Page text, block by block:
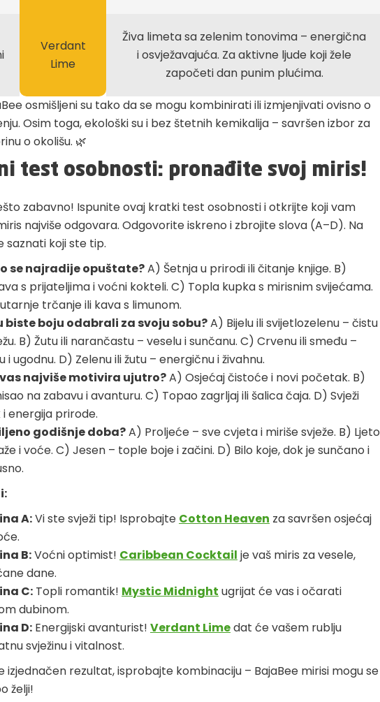
Verdant
Lime
Živa limeta sa zelenim tonovima – energična
i osvježavajuća. Za aktivne ljude koji žele
započeti dan punim plućima.
osmišljeni su tako da se mogu kombinirati ili izmjenjivati ovisno o
Osim toga, ekološki su i bez štetnih kemikalija – savršen izbor za
o okolišu. 🌿
test osobnosti: pronađite svoj miris!
zabavno! Ispunite ovaj kratki test osobnosti i otkrijte koji vam
najviše odgovara. Odgovorite iskreno i zbrojite slova (A–D). Na
saznati koji ste tip.
se najradije opuštate?A) Šetnja u prirodi ili čitanje knjige. B)
s prijateljima i voćni kokteli. C) Topla kupka s mirisnim svijećama.
trčanje ili kava s limunom.
biste boju odabrali za svoju sobu?A) Bijelu ili svijetlozelenu – čistu
B) Žutu ili narančastu – veselu i sunčanu. C) Crvenu ili smeđu –
i ugodnu. D) Zelenu ili žutu – energičnu i živahnu.
najviše motivira ujutro?A) Osjećaj čistoće i novi početak. B)
na zabavu i avanturu. C) Topao zagrljaj ili šalica čaja. D) Svježi
i energija prirode.
godišnje doba?A) Proljeće – sve cvjeta i miriše svježe. B) Ljeto
i voće. C) Jesen – tople boje i začini. D) Bilo koje, dok je sunčano i
A:Vi ste svježi tip! Isprobajte Cotton Heaven za savršen osjećaj
B:Voćni optimist! Caribbean Cocktail je vaš miris za vesele,
dane.
C: Topli romantik! Mystic Midnight ugrijat će vas i očarati
dubinom.
D: Energijski avanturist! Verdant Limedat će vašem rublju
svježinu i vitalnost.
izjednačen rezultat, isprobajte kombinaciju – BajaBee mirisi mogu se
želji!